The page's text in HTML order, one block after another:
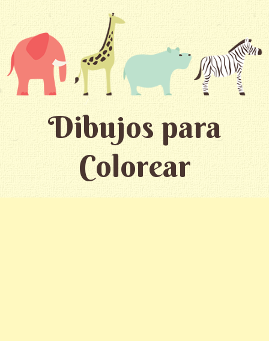
Dibujos para
Colorear